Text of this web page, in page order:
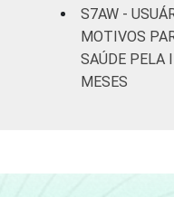
S7AW -
MOTIVOS
SAÚDE PELA
MESES